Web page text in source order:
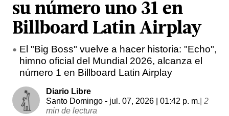
su número uno 31 en
Billboard Latin Airplay
El "Big Boss" vuelve a hacer historia: "Echo",
himno oficial del Mundial 2026, alcanza el
número 1 en Billboard Latin Airplay
Diario Libre
Santo Domingo - jul. 07, 2026 | 01:42 p. m. 2
min de lectura